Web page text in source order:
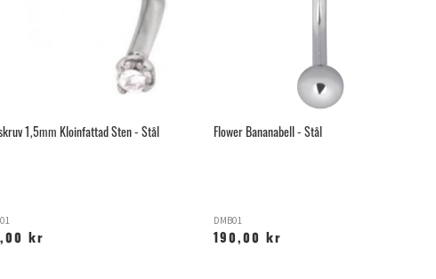
1,5mm Kloinfattad Sten - Stål
kr
Flower Bananabell - Stål
DMB01
190,00 kr